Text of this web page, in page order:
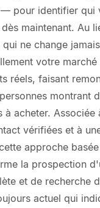
pour identifier qui
maintenant. Au
ne change
votre
réels, faisant
montrant
à acheter. Associée
vérifiées et à
approche
la prospection
et de recherche
actuel qui